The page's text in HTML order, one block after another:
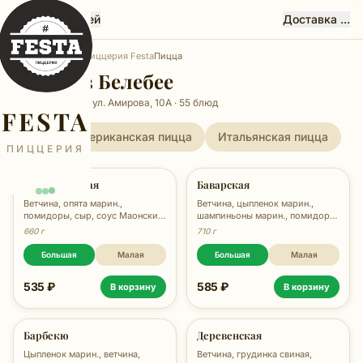
FESTA
ПИЦЦЕРИЯ
Феста, Белебей Доставка ...
ГлавнаяБелебей Пиццерия FestaПицца
Пицца в Белебее
Пиццерия Festa, ул. Амирова, 10А · 55 блюд
Все Американская пицца Итальянская пицца
Американская
Ветчина, опята марин.,
помидоры, сыр, соус Маонский,
660 гр.
660 г
Большая Малая
535 ₽ В корзину
Баварская
Ветчина, цыпленок марин.,
шампиньоны марин., помидоры,
сыр, соус Маонский, зелень, 710
710 г
Большая Малая
585 ₽ В корзину
Барбекю
Цыпленок марин., ветчина,
Деревенская
Ветчина, грудинка свиная,